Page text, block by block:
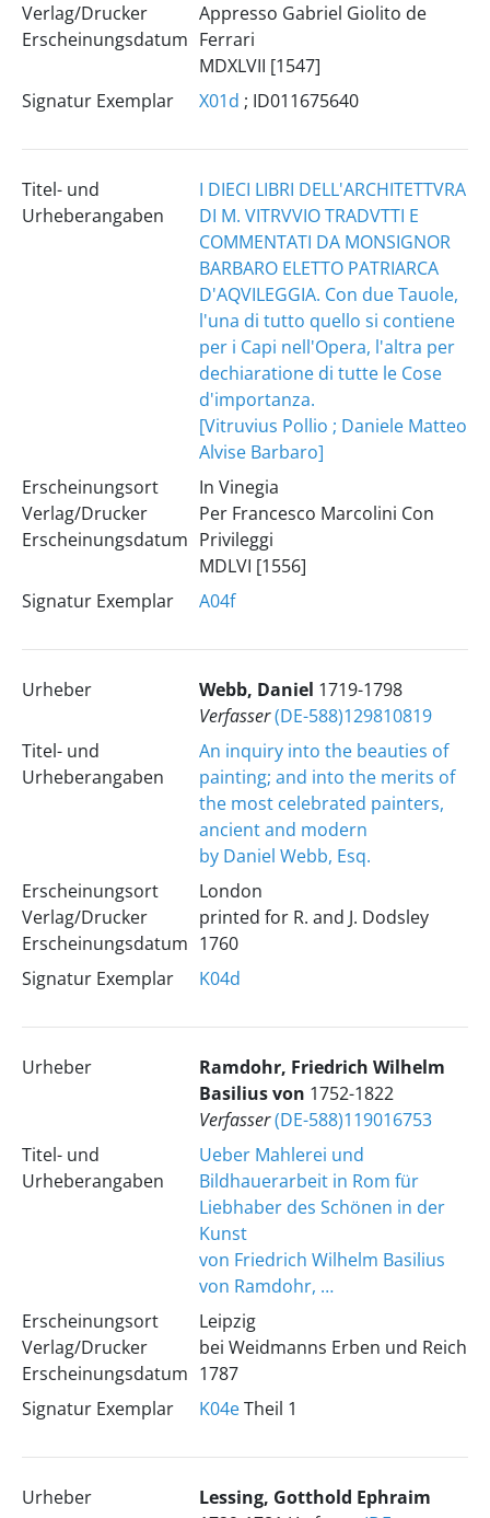
Verlag/Drucker
Erscheinungsdatum
Appresso Gabriel Giolito de
Ferrari
MDXLVII [1547]
Signatur Exemplar
X01d ; ID011675640
Titel- und
Urheberangaben
I DIECI LIBRI DELL'ARCHITETTVRA
DI M. VITRVVIO TRADVTTI E
COMMENTATI DA MONSIGNOR
BARBARO ELETTO PATRIARCA
D'AQVILEGGIA. Con due Tauole,
l'una di tutto quello si contiene
per i Capi nell'Opera, l'altra per
dechiaratione di tutte le Cose
d'importanza.
[Vitruvius Pollio ; Daniele Matteo
Alvise Barbaro]
Erscheinungsort
Verlag/Drucker
Erscheinungsdatum
In Vinegia
Per Francesco Marcolini Con
Privileggi
MDLVI [1556]
Signatur Exemplar
A04f
Urheber Webb, Daniel 1719-1798
Verfasser(DE-588)129810819
Titel- und
Urheberangaben
An inquiry into the beauties of
painting; and into the merits of
the most celebrated painters,
ancient and modern
by Daniel Webb, Esq.
Erscheinungsort
Verlag/Drucker
Erscheinungsdatum
London
printed for R. and J. Dodsley
1760
Signatur Exemplar
K04d
Urheber
Ramdohr, Friedrich Wilhelm
Basilius von 1752-1822
Verfasser(DE-588)119016753
Titel- und
Urheberangaben
Ueber Mahlerei und
Bildhauerarbeit in Rom für
Liebhaber des Schönen in der
Kunst
von Friedrich Wilhelm Basilius
von Ramdohr, …
Erscheinungsort
Verlag/Drucker
Erscheinungsdatum
Leipzig
bei Weidmanns Erben und Reich
1787
Signatur Exemplar
K04eTheil 1
Urheber
Lessing, Gotthold Ephraim